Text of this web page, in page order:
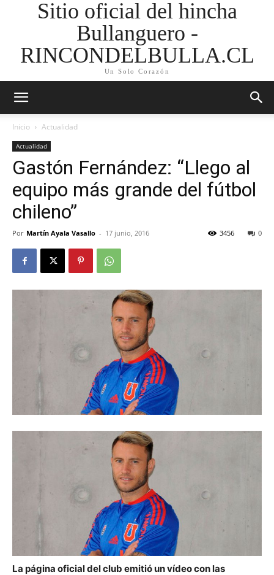
Sitio oficial del hincha
Bullanguero -
RINCONDELBULLA.CL
Un Solo Corazón
Inicio Actualidad
Actualidad
Gastón Fernández: “Llego al
equipo más grande del fútbol
chileno”
Por Martín Ayala Vasallo - 17 junio, 2016 0
3456
La página oficial del club emitió un vídeo con las